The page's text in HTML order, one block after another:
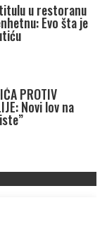
u restoranu
Evo šta je
PROTIV
Novi lov na